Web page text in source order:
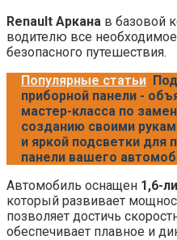
Renault Аркана в базовой
водителю все
безопасного путешествия.
Популярные статьи
приборной панели -
мастер-класса по
созданию своими
и яркой подсветки для
панели вашего
Автомобиль оснащен 1,6-
который развивает
позволяет достичь
обеспечивает плавное и